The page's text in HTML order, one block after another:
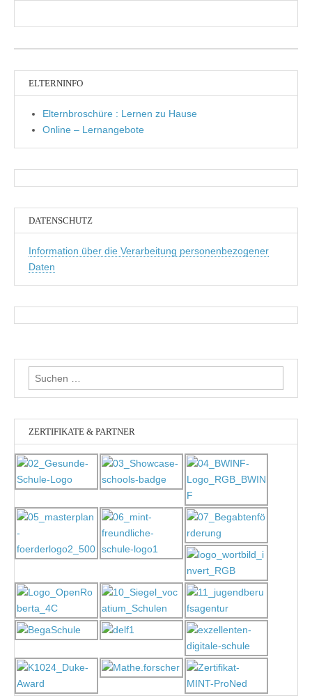
ELTERNINFO
Elternbroschüre : Lernen zu Hause
Online – Lernangebote
DATENSCHUTZ
Information über die Verarbeitung personenbezogener
Daten
Suchen
nach:
ZERTIFIKATE & PARTNER